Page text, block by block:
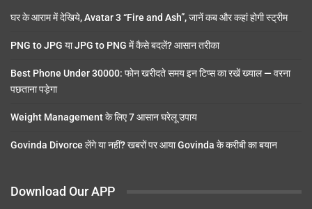
घर के आराम में देखिये, Avatar 3 “Fire and Ash”, जानें कब और कहां होगी स्ट्रीम
PNG to JPG या JPG to PNG में कैसे बदलें? आसान तरीका
Best Phone Under 30000: फोन खरीदते समय इन टिप्स का रखें ख्याल — वरना
पछताना पड़ेगा
Weight Management के लिए 7 आसान घरेलू उपाय
Govinda Divorce लेंगे या नहीं? खबरों पर आया Govinda के करीबी का बयान
Download Our APP